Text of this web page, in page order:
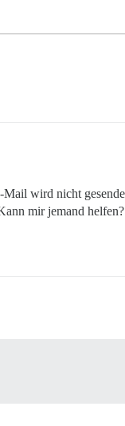
wird nicht
mir jemand